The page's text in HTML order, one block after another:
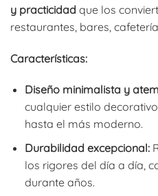
y practicidad que los
restaurantes, bares,
Características:
Diseño minimalista y
cualquier estilo
hasta el más moderno.
Durabilidad excepcional:
los rigores del día a día,
durante años.